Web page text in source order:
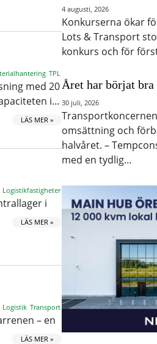
TPL
med 20
i…
LÄS MER »
Logistikfastigheter
i
LÄS MER »
Logistik Transport
– en
LÄS MER »
4 augusti, 2026
Konkurserna ökar
Lots & Transport
konkurs och för
Året har börjat
30 juli, 2026
omsättning och
halvåret. –
med en tydlig…